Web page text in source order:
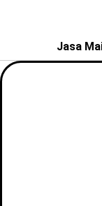
Jasa